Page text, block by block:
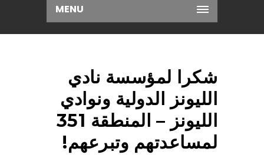
MENU
شكرا لمؤسسة نادي
الليونز الدولية ونوادي
الليونز – المنطقة 351
لمساعدتهم وتبرعهم!